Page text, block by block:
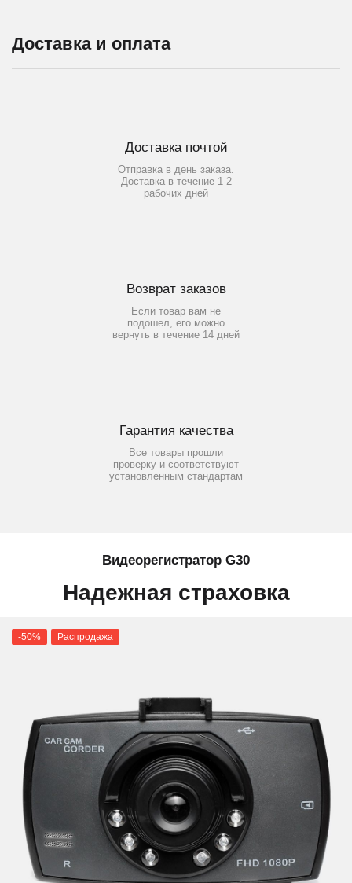
Доставка и оплата
Доставка почтой
Отправка в день заказа.
Доставка в течение 1-2
рабочих дней
Возврат заказов
Если товар вам не
подошел, его можно
вернуть в течение 14 дней
Гарантия качества
Все товары прошли
проверку и соответствуют
установленным стандартам
Видеорегистратор G30
Надежная страховка
-50% Распродажа